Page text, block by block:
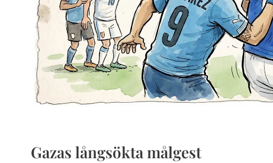
Gazas långsökta målgest